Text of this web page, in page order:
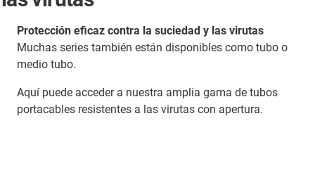
Protección eficaz contra la suciedad y las virutas
Muchas series también están disponibles como tubo o
medio tubo.
Aquí puede acceder a nuestra amplia gama de tubos
portacables resistentes a las virutas con apertura.